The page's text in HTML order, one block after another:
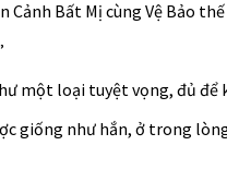
Bất Mị cùng Vệ Bảo
một loại tuyệt vọng, đủ để
giống như hắn, ở trong